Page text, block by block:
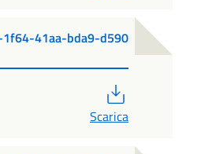
41aa-bda9-d590
Scarica